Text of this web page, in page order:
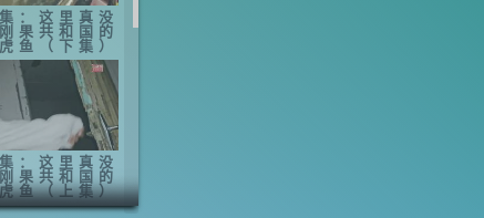
：这里真没
果共和国的
鱼（下集）
：这里真没
果共和国的
鱼（上集）